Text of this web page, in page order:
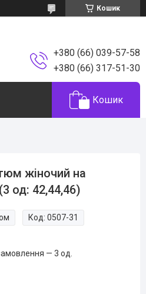
Кошик
+380 (66) 039-57-58
+380 (66) 317-51-30
Кошик
жіночий на
од: 42,44,46)
Код:0507-31
— 3 од.